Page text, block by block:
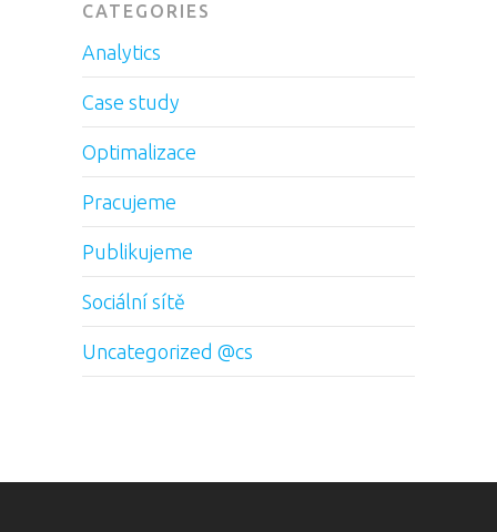
CATEGORIES
Analytics
Case study
Optimalizace
Pracujeme
Publikujeme
Sociální sítě
Uncategorized @cs